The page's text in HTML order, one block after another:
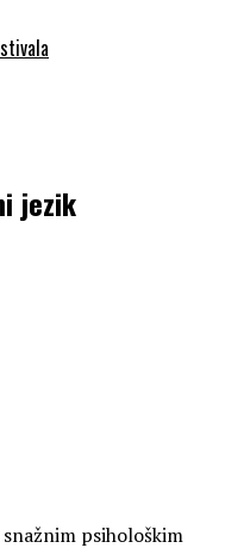
jezik
psihološkim